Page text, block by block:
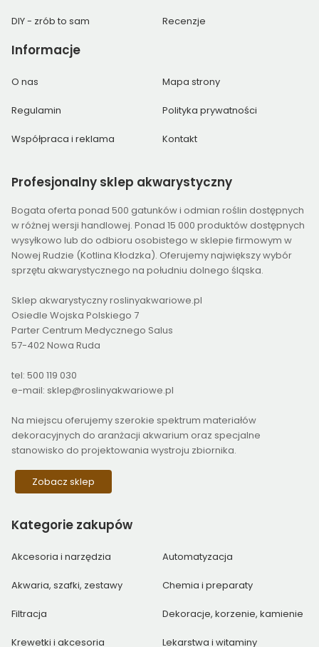
DIY - zrób to sam Recenzje
Informacje
O nas Mapa strony
Regulamin Polityka prywatności
Współpraca i reklama Kontakt
Profesjonalny sklep akwarystyczny
Bogata oferta ponad 500 gatunków i odmian roślin dostępnych
w różnej wersji handlowej. Ponad 15 000 produktów dostępnych
wysyłkowo lub do odbioru osobistego w sklepie firmowym w
Nowej Rudzie (Kotlina Kłodzka). Oferujemy największy wybór
sprzętu akwarystycznego na południu dolnego śląska.
Sklep akwarystyczny roslinyakwariowe.pl
Osiedle Wojska Polskiego 7
Parter Centrum Medycznego Salus
57-402 Nowa Ruda
tel: 500 119 030
e-mail: sklep@roslinyakwariowe.pl
Na miejscu oferujemy szerokie spektrum materiałów
dekoracyjnych do aranżacji akwarium oraz specjalne
stanowisko do projektowania wystroju zbiornika.
Zobacz sklep
Kategorie zakupów
Akcesoria i narzędzia Automatyzacja
Akwaria, szafki, zestawy Chemia i preparaty
Filtracja Dekoracje, korzenie, kamienie
Krewetki i akcesoria Lekarstwa i witaminy